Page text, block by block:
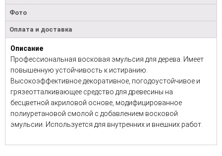
Фото
Оплата и доставка
Описание
Профессиональная восковая эмульсия для дерева. Имеет
повышенную устойчивость к истиранию.
Высокоэффективное декоративное, погодоустойчивое и
грязеотталкивающее средство для древесины на
бесцветной акриловой основе, модифицированное
полиуретановой смолой с добавлением восковой
эмульсии. Используется для внутренних и внешних работ.